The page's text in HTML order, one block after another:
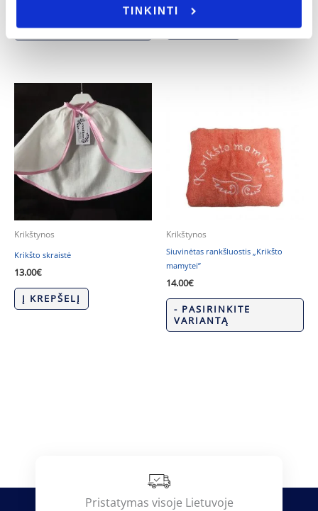
TINKINTI
VARIANTĄ
Į KREPŠELĮ
Krikštynos
Krikšto skraistė
13.00€
Į KREPŠELĮ
Krikštynos
Siuvinėtas rankšluostis „Krikšto
mamytei”
14.00€
- PASIRINKITE
VARIANTĄ
Pristatymas visoje Lietuvoje